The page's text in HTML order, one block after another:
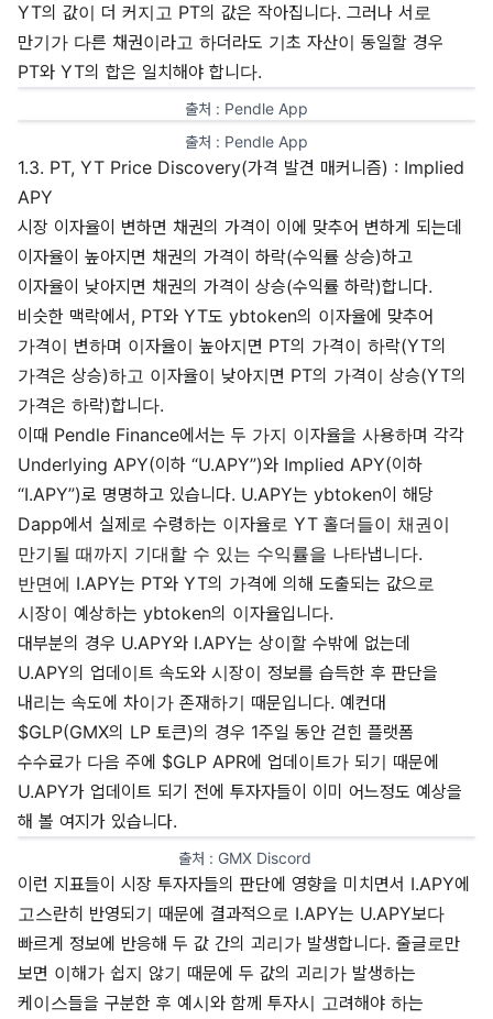
YT의 값이 더 커지고 PT의 값은 작아집니다. 그러나 서로
만기가 다른 채권이라고 하더라도 기초 자산이 동일할 경우
PT와 YT의 합은 일치해야 합니다.
출처 : Pendle App
출처 : Pendle App
1.3. PT, YT Price Discovery(가격 발견 매커니즘) : Implied
APY
시장 이자율이 변하면 채권의 가격이 이에 맞추어 변하게 되는데
이자율이 높아지면 채권의 가격이 하락(수익률 상승)하고
이자율이 낮아지면 채권의 가격이 상승(수익률 하락)합니다.
비슷한 맥락에서, PT와 YT도 ybtoken의 이자율에 맞추어
가격이 변하며 이자율이 높아지면 PT의 가격이 하락(YT의
가격은 상승)하고 이자율이 낮아지면 PT의 가격이 상승(YT의
가격은 하락)합니다.
이때 Pendle Finance에서는 두 가지 이자율을 사용하며 각각
Underlying APY(이하 “U.APY”)와 Implied APY(이하
“I.APY”)로 명명하고 있습니다. U.APY는 ybtoken이 해당
Dapp에서 실제로 수령하는 이자율로 YT 홀더들이 채권이
만기될 때까지 기대할 수 있는 수익률을 나타냅니다.
반면에 I.APY는 PT와 YT의 가격에 의해 도출되는 값으로
시장이 예상하는 ybtoken의 이자율입니다.
대부분의 경우 U.APY와 I.APY는 상이할 수밖에 없는데
U.APY의 업데이트 속도와 시장이 정보를 습득한 후 판단을
내리는 속도에 차이가 존재하기 때문입니다. 예컨대
$GLP(GMX의 LP 토큰)의 경우 1주일 동안 걷힌 플랫폼
수수료가 다음 주에 $GLP APR에 업데이트가 되기 때문에
U.APY가 업데이트 되기 전에 투자자들이 이미 어느정도 예상을
해 볼 여지가 있습니다.
출처 : GMX Discord
이런 지표들이 시장 투자자들의 판단에 영향을 미치면서 I.APY에
고스란히 반영되기 때문에 결과적으로 I.APY는 U.APY보다
빠르게 정보에 반응해 두 값 간의 괴리가 발생합니다. 줄글로만
보면 이해가 쉽지 않기 때문에 두 값의 괴리가 발생하는
케이스들을 구분한 후 예시와 함께 투자시 고려해야 하는